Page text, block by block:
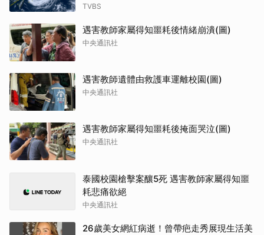
TVBS
遇害教師家屬得知噩耗後情緒崩潰(圖)
中央通訊社
遇害教師遺體由救護車運離校園(圖)
中央通訊社
遇害教師家屬得知噩耗後掩面哭泣(圖)
中央通訊社
泰國校園槍擊案釀5死 遇害教師家屬得知噩
耗悲痛欲絕
中央通訊社
26歲美女網紅病逝！曾帶疤走秀展現生活美